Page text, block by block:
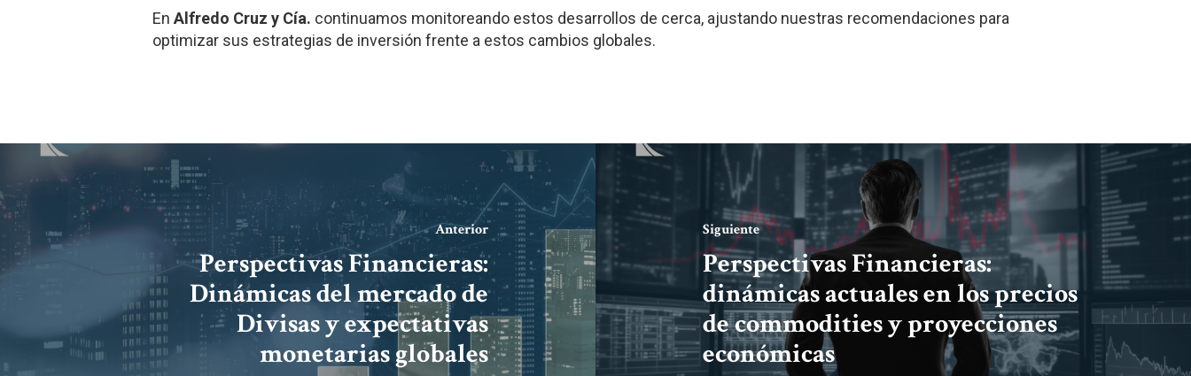
En Alfredo Cruz y Cía. continuamos monitoreando estos desarrollos de cerca, ajustando nuestras recomendaciones para
optimizar sus estrategias de inversión frente a estos cambios globales.
Anterior
Perspectivas Financieras:
Dinámicas del mercado de
Divisas y expectativas
monetarias globales
Siguiente
Perspectivas Financieras:
dinámicas actuales en los precios
de commodities y proyecciones
económicas